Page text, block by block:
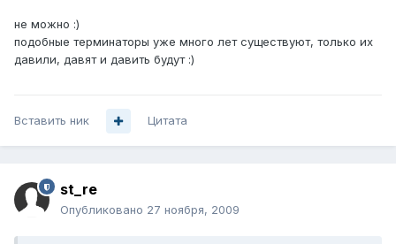
не можно :)
подобные терминаторы уже много лет существуют, только их
давили, давят и давить будут :)
Вставить ник Цитата
st_re
Опубликовано 27 ноября, 2009